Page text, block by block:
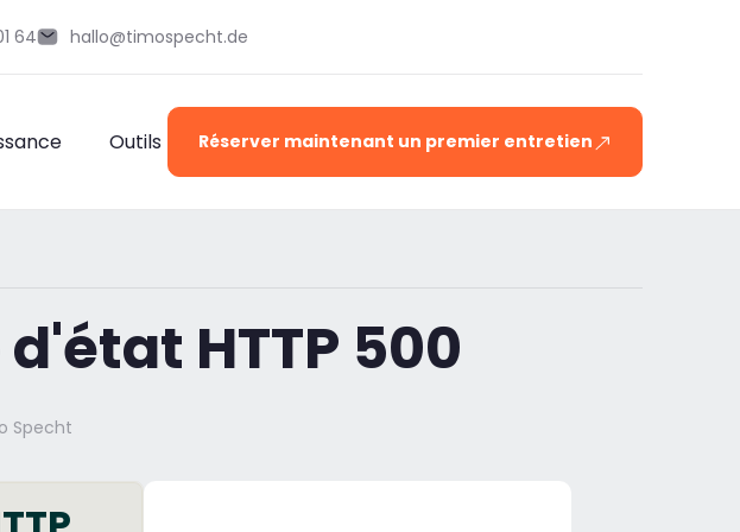
64 hallo@timospecht.de
Outils Réserver maintenant un premier entretien
HTTP 500
Specht